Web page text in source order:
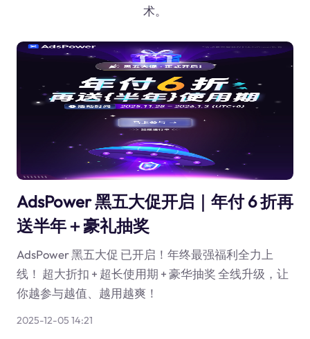
术。
AdsPower 黑五大促开启｜年付 6 折再
送半年＋豪礼抽奖
AdsPower 黑五大促 已开启！年终最强福利全力上
线！ 超大折扣 + 超长使用期 + 豪华抽奖 全线升级，让
你越参与越值、越用越爽！
2025-12-05 14:21